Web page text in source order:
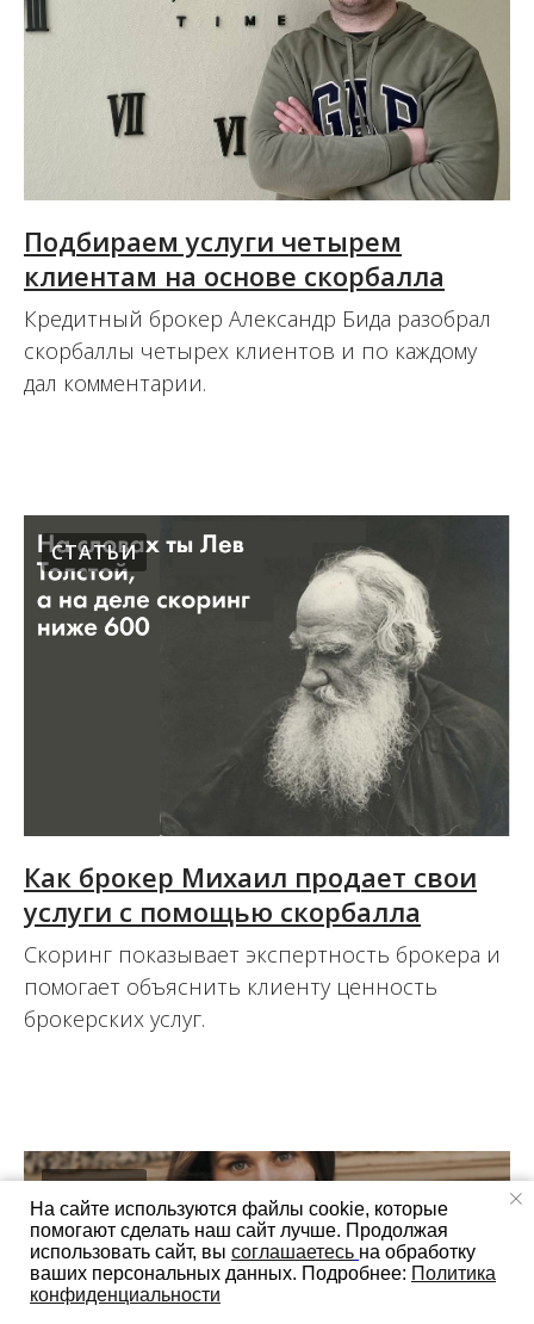
Подбираем услуги четырем
клиентам на основе скорбалла
Кредитный брокер Александр Бида разобрал
скорбаллы четырех клиентов и по каждому
дал комментарии.
СТАТЬИ
Как брокер Михаил продает свои
услуги с помощью скорбалла
Скоринг показывает экспертность брокера и
помогает объяснить клиенту ценность
брокерских услуг.
СТАТЬИ
На сайте используются файлы cookie, которые
помогают сделать наш сайт лучше. Продолжая
использовать сайт, вы соглашаетесь на обработку
ваших персональных данных. Подробнее: Политика
конфиденциальности